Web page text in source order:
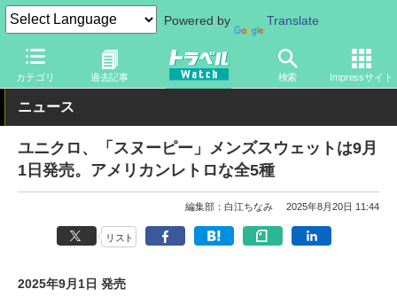
Powered by Translate
カテゴリ 過去記事 検索 Impressサイト
トラベル Watch 旅のアイテム 旅行グッズ 衣類
ニュース
ユニクロ、「スヌーピー」メンズスウェットは9月
1日発売。アメリカンレトロな全5種
編集部：白江ちなみ 2025年8月20日 11:44
リスト
2025年9月1日 発売